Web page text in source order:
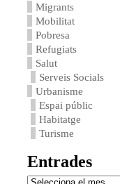
Migrants
Mobilitat
Pobresa
Refugiats
Salut
Serveis Socials
Urbanisme
Espai públic
Habitatge
Turisme
Entrades
Entrades